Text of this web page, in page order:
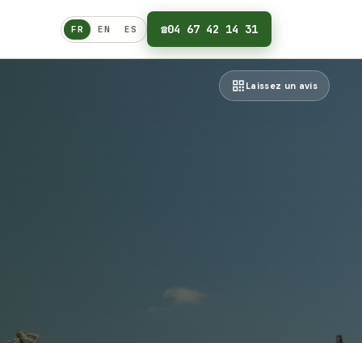
Français
FR EN ES ☎04 67 42 14 31
Laissez un avis